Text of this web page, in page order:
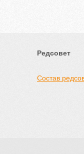
Редсовет
Состав